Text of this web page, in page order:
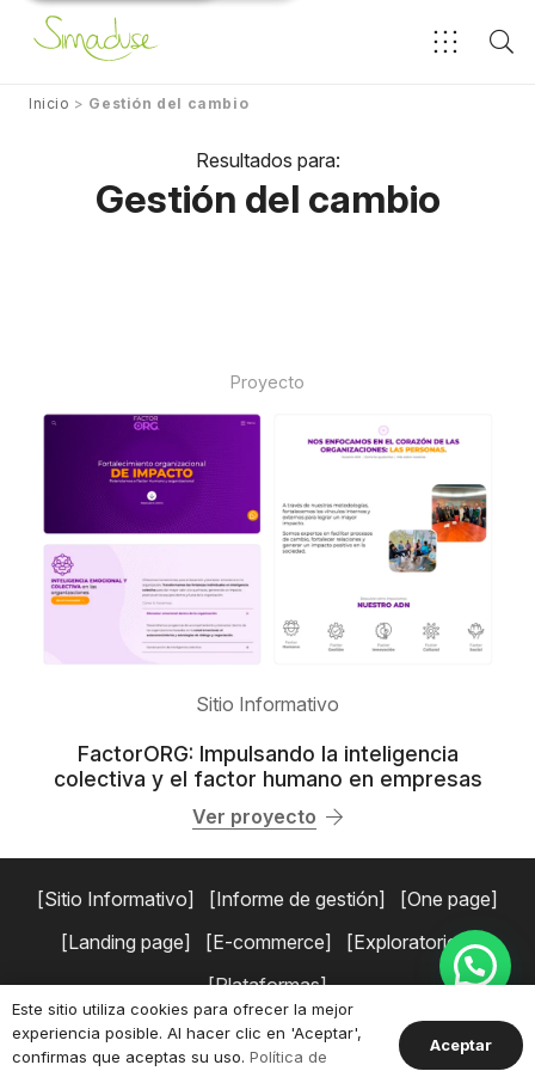
Inicio > Gestión del cambio
Resultados para:
Gestión del cambio
Proyecto
Sitio Informativo
FactorORG: Impulsando la inteligencia
colectiva y el factor humano en empresas
Ver proyecto
Sitio Informativo Informe de gestión
One page
Landing page
E-commerce
Exploratorios
Plataformas
Copyright © 2026 Simaduse. Políticas de privacidad
Términos y
Este sitio utiliza cookies para ofrecer la mejor
experiencia posible. Al hacer clic en 'Aceptar',
confirmas que aceptas su uso. Política de
Aceptar